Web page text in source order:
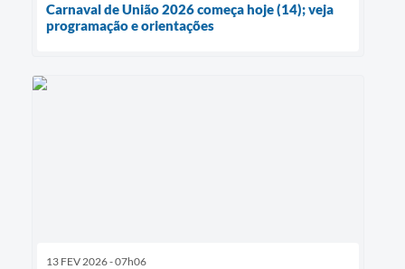
Carnaval de União 2026 começa hoje (14); veja
programação e orientações
13 FEV 2026 - 07h06